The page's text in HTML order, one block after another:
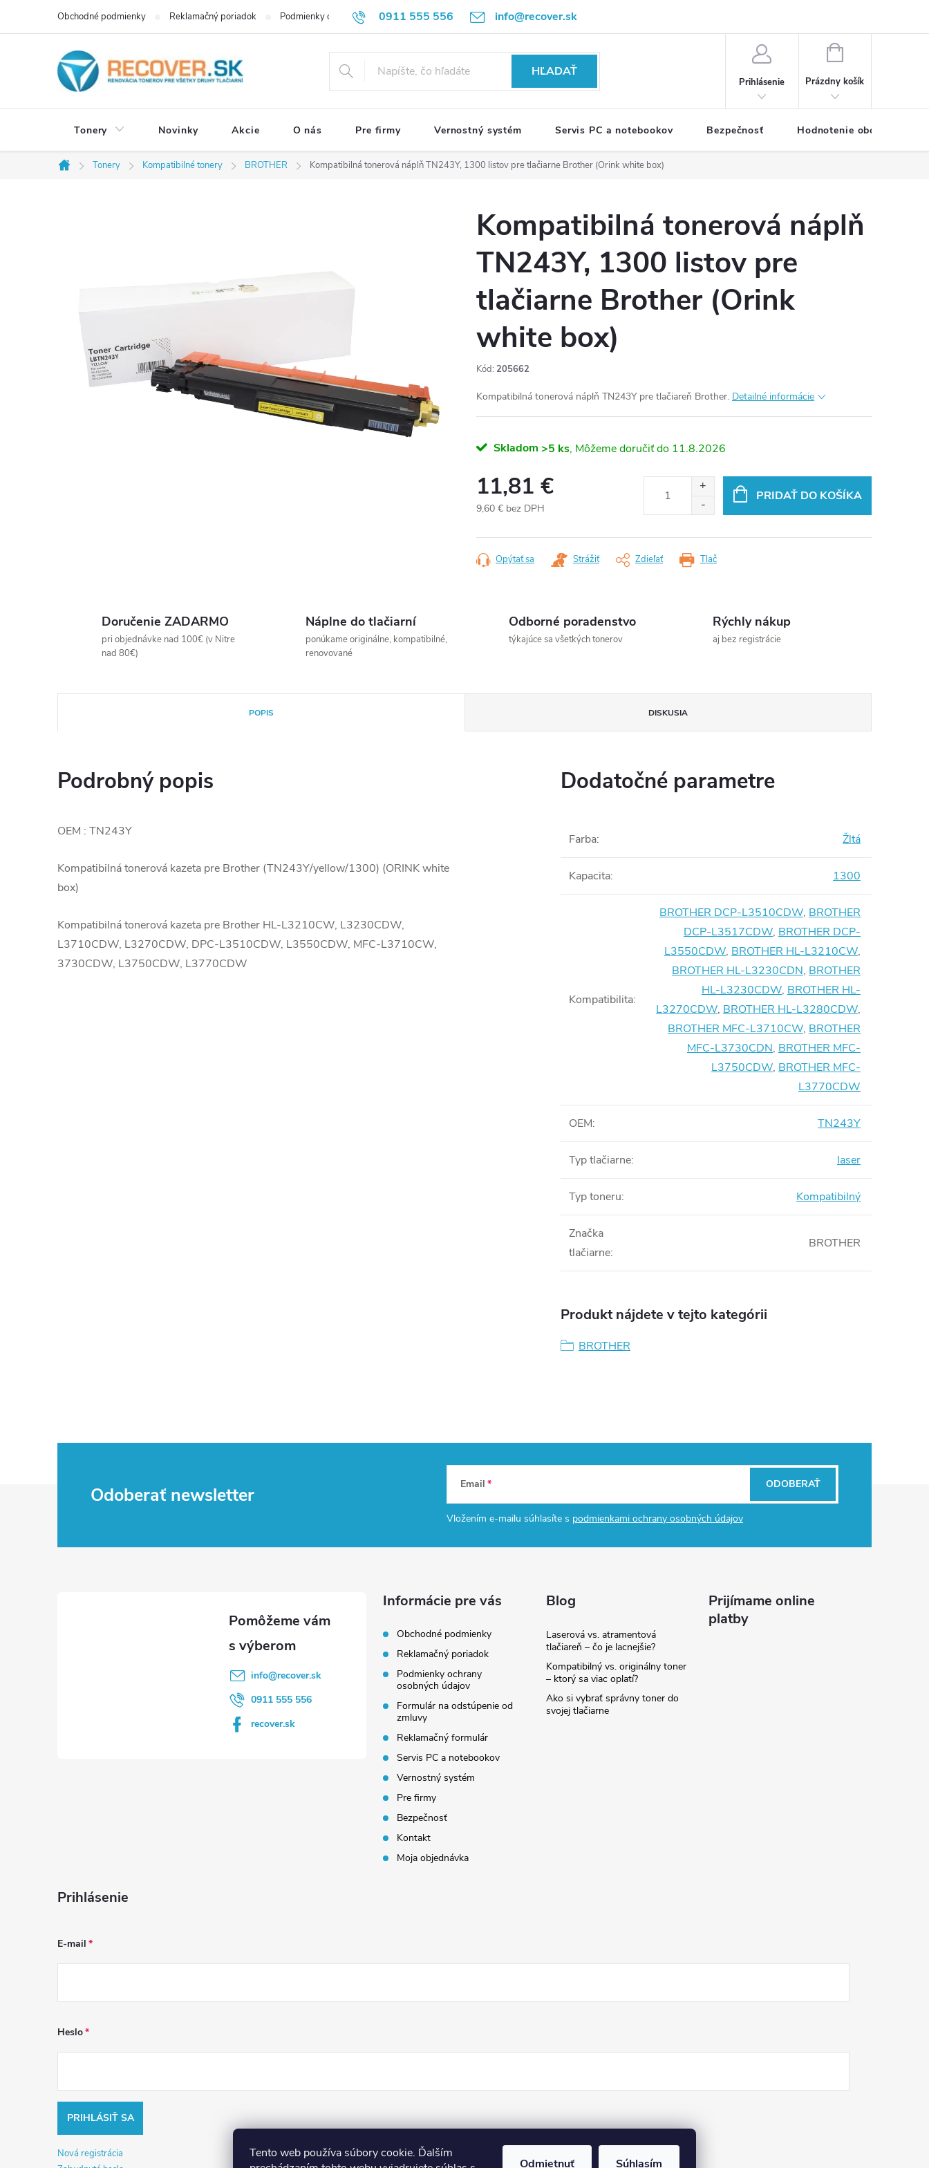
Tento web používa súbory cookie. Ďalším
Odmietnuť Súhlasím
0911 555 556 info@recover.sk
Obchodné podmienky Reklamačný poriadok Podmienky ochrany osobných údajov Formulár na odstúpenie od zmluvy
HĽADAŤ
Prihlásenie
NÁKUPNÝ
Prázdny košík
Tonery Novinky Akcie O nás Pre firmy Vernostný systém Servis PC a notebookov Bezpečnosť Hodnotenie obchodu
Domov
Tonery Kompatibilné tonery BROTHER Kompatibilná tonerová náplň TN243Y, 1300 listov pre tlačiarne Brother (Orink white box)
Kompatibilná tonerová náplň
TN243Y, 1300 listov pre
tlačiarne Brother (Orink
white box)
Kód: 205662
Kompatibilná tonerová náplň TN243Y pre tlačiareň Brother. Detailné informácie
Skladom >5 ks 11.8.2026
11,81 €
9,60 € bez DPH
cena:
PRIDAŤ DO KOŠÍKA
Tlač
Opýtať sa Strážiť Zdieľať
Doručenie ZADARMO
pri objednávke nad 100€ (v Nitre
nad 80€)
Náplne do tlačiarní
ponúkame originálne, kompatibilné,
renovované
Odborné poradenstvo
týkajúce sa všetkých tonerov
Rýchly nákup
aj bez registrácie
POPIS DISKUSIA
Podrobný popis
OEM : TN243Y
Kompatibilná tonerová kazeta pre Brother (TN243Y/yellow/1300) (ORINK white
box)
Kompatibilná tonerová kazeta pre Brother HL-L3210CW, L3230CDW,
L3710CDW, L3270CDW, DPC-L3510CDW, L3550CDW, MFC-L3710CW,
3730CDW, L3750CDW, L3770CDW
Dodatočné parametre
Farba: Žltá
Kapacita: 1300
Kompatibilita:
BROTHER DCP-L3510CDW, BROTHER
DCP-L3517CDW, BROTHER DCP-
L3550CDW, BROTHER HL-L3210CW,
BROTHER HL-L3230CDN, BROTHER
HL-L3230CDW, BROTHER HL-
L3270CDW, BROTHER HL-L3280CDW,
BROTHER MFC-L3710CW, BROTHER
MFC-L3730CDN, BROTHER MFC-
L3750CDW, BROTHER MFC-
L3770CDW
OEM: TN243Y
Typ tlačiarne: laser
Typ toneru: Kompatibilný
Značka
tlačiarne:
BROTHER
Produkt nájdete v tejto kategórii
BROTHER
Odoberať newsletter Email
Vložením e-mailu súhlasíte s podmienkami ochrany osobných údajov
ODOBERAŤ
info@recover.sk
0911 555 556
recover.sk
Informácie pre vás
Obchodné podmienky
Reklamačný poriadok
Podmienky ochrany
osobných údajov
Formulár na odstúpenie od
zmluvy
Reklamačný formulár
Servis PC a notebookov
Vernostný systém
Pre firmy
Bezpečnosť
Kontakt
Moja objednávka
Blog
Laserová vs. atramentová
tlačiareň – čo je lacnejšie?
Kompatibilný vs. originálny toner
– ktorý sa viac oplatí?
Ako si vybrať správny toner do
svojej tlačiarne
Prijímame online
platby
Prihlásenie
E-mail
Heslo
PRIHLÁSIŤ SA
Nová registrácia